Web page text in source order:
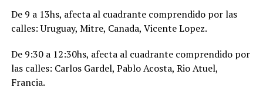
De 9 a 13hs, afecta al cuadrante comprendido por las
calles: Uruguay, Mitre, Canada, Vicente Lopez.
De 9:30 a 12:30hs, afecta al cuadrante comprendido por
las calles: Carlos Gardel, Pablo Acosta, Rio Atuel,
Francia.